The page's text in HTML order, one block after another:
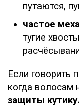
путаются,
частое
тугие
Если говорить
когда волосам
защиты